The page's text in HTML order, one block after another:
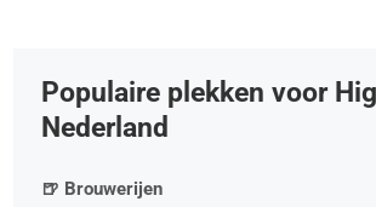
Populaire plekken voor
Nederland
🍺 Brouwerijen